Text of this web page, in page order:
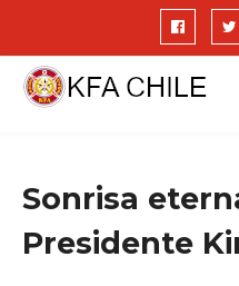
Sonrisa
Presidente